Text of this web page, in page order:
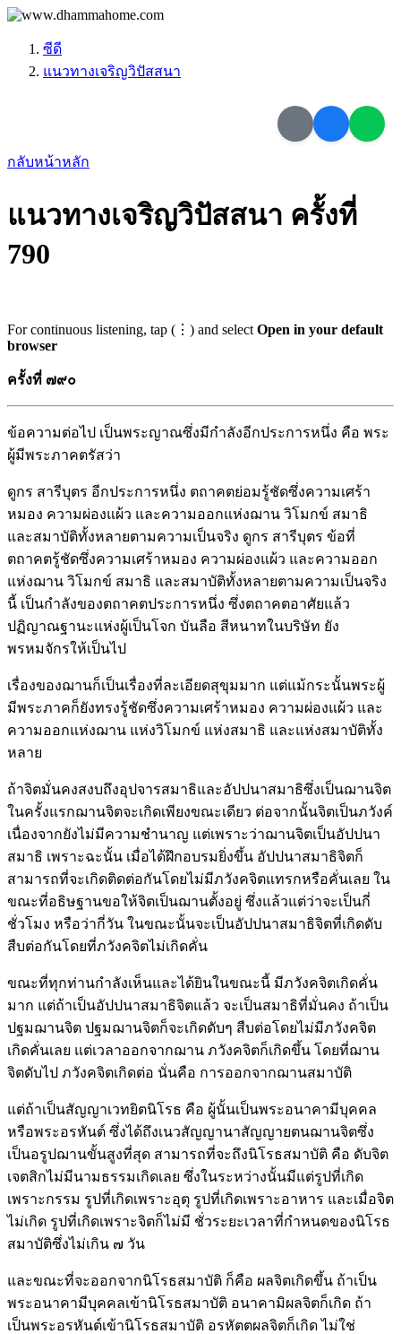
ซีดี
แนวทางเจริญวิปัสสนา
กลับหน้าหลัก
แนวทางเจริญวิปัสสนา ครั้งที่
790
For continuous listening, tap (⋮) and select Open in your default
browser
ครั้งที่ ๗๙๐
ข้อความต่อไป เป็นพระญาณซึ่งมีกำลังอีกประการหนึ่ง คือ พระ
ผู้มีพระภาคตรัสว่า
ดูกร สารีบุตร อีกประการหนึ่ง ตถาคตย่อมรู้ชัดซึ่งความเศร้า
หมอง ความผ่องแผ้ว และความออกแห่งฌาน วิโมกข์ สมาธิ
และสมาบัติทั้งหลายตามความเป็นจริง ดูกร สารีบุตร ข้อที่
ตถาคตรู้ชัดซึ่งความเศร้าหมอง ความผ่องแผ้ว และความออก
แห่งฌาน วิโมกข์ สมาธิ และสมาบัติทั้งหลายตามความเป็นจริง
นี้ เป็นกำลังของตถาคตประการหนึ่ง ซึ่งตถาคตอาศัยแล้ว
ปฏิญาณฐานะแห่งผู้เป็นโจก บันลือ สีหนาทในบริษัท ยัง
พรหมจักรให้เป็นไป
เรื่องของฌานก็เป็นเรื่องที่ละเอียดสุขุมมาก แต่แม้กระนั้นพระผู้
มีพระภาคก็ยังทรงรู้ชัดซึ่งความเศร้าหมอง ความผ่องแผ้ว และ
ความออกแห่งฌาน แห่งวิโมกข์ แห่งสมาธิ และแห่งสมาบัติทั้ง
หลาย
ถ้าจิตมั่นคงสงบถึงอุปจารสมาธิและอัปปนาสมาธิซึ่งเป็นฌานจิต
ในครั้งแรกฌานจิตจะเกิดเพียงขณะเดียว ต่อจากนั้นจิตเป็นภวังค์
เนื่องจากยังไม่มีความชำนาญ แต่เพราะว่าฌานจิตเป็นอัปปนา
สมาธิ เพราะฉะนั้น เมื่อได้ฝึกอบรมยิ่งขึ้น อัปปนาสมาธิจิตก็
สามารถที่จะเกิดติดต่อกันโดยไม่มีภวังคจิตแทรกหรือคั่นเลย ใน
ขณะที่อธิษฐานขอให้จิตเป็นฌานตั้งอยู่ ซึ่งแล้วแต่ว่าจะเป็นกี่
ชั่วโมง หรือว่ากี่วัน ในขณะนั้นจะเป็นอัปปนาสมาธิจิตที่เกิดดับ
สืบต่อกันโดยที่ภวังคจิตไม่เกิดคั่น
ขณะที่ทุกท่านกำลังเห็นและได้ยินในขณะนี้ มีภวังคจิตเกิดคั่น
มาก แต่ถ้าเป็นอัปปนาสมาธิจิตแล้ว จะเป็นสมาธิที่มั่นคง ถ้าเป็น
ปฐมฌานจิต ปฐมฌานจิตก็จะเกิดดับๆ สืบต่อโดยไม่มีภวังคจิต
เกิดคั่นเลย แต่เวลาออกจากฌาน ภวังคจิตก็เกิดขึ้น โดยที่ฌาน
จิตดับไป ภวังคจิตเกิดต่อ นั่นคือ การออกจากฌานสมาบัติ
แต่ถ้าเป็นสัญญาเวทยิตนิโรธ คือ ผู้นั้นเป็นพระอนาคามีบุคคล
หรือพระอรหันต์ ซึ่งได้ถึงเนวสัญญานาสัญญายตนฌานจิตซึ่ง
เป็นอรูปฌานขั้นสูงที่สุด สามารถที่จะถึงนิโรธสมาบัติ คือ ดับจิต
เจตสิกไม่มีนามธรรมเกิดเลย ซึ่งในระหว่างนั้นมีแต่รูปที่เกิด
เพราะกรรม รูปที่เกิดเพราะอุตุ รูปที่เกิดเพราะอาหาร และเมื่อจิต
ไม่เกิด รูปที่เกิดเพราะจิตก็ไม่มี ชั่วระยะเวลาที่กำหนดของนิโรธ
สมาบัติซึ่งไม่เกิน ๗ วัน
และขณะที่จะออกจากนิโรธสมาบัติ ก็คือ ผลจิตเกิดขึ้น ถ้าเป็น
พระอนาคามีบุคคลเข้านิโรธสมาบัติ อนาคามิผลจิตก็เกิด ถ้า
เป็นพระอรหันต์เข้านิโรธสมาบัติ อรหัตตผลจิตก็เกิด ไม่ใช่